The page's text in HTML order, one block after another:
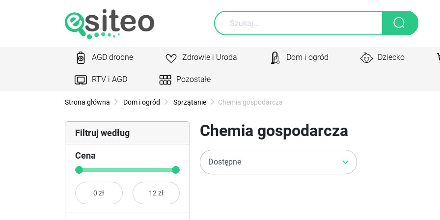
AGD drobne Zdrowie i Uroda Dom i ogród Dziecko
RTV i AGD Pozostałe
Strona główna Dom i ogród Sprzątanie Chemia gospodarcza
Filtruj według
Cena
Chemia gospodarcza